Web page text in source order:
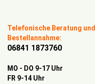
Telefonische Beratung und
Bestellannahme:
06841 1873760
MO - DO 9-17 Uhr
FR 9-14 Uhr